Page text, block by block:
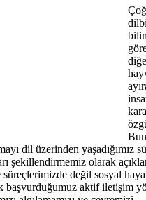
dil üzerinden yaşadığımız
şekillendirmemiz olarak
değil sosyal
başvurduğumuz aktif iletişim